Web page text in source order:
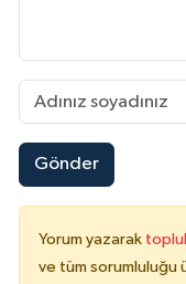
Gönder
Yorum yazarak
ve tüm sorumluluğu